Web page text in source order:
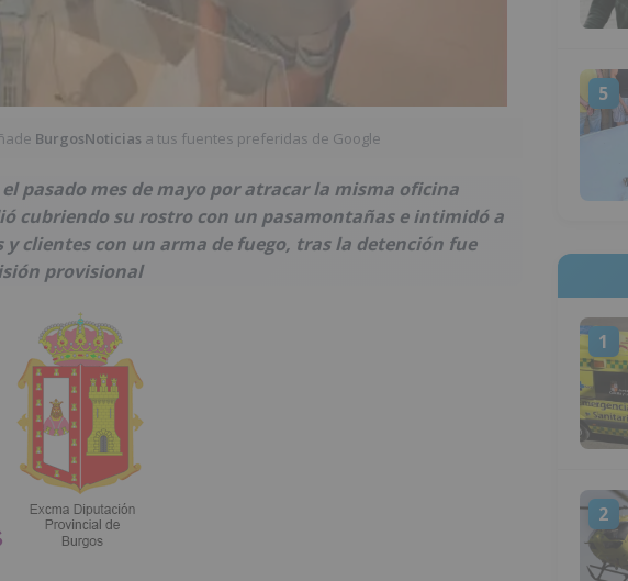
BurgosNoticias a tus fuentes preferidas de Google
pasado mes de mayo por atracar la misma oficina
cubriendo su rostro con un pasamontañas e intimidó a
y clientes con un arma de fuego, tras la detención fue
provisional
5
1
2